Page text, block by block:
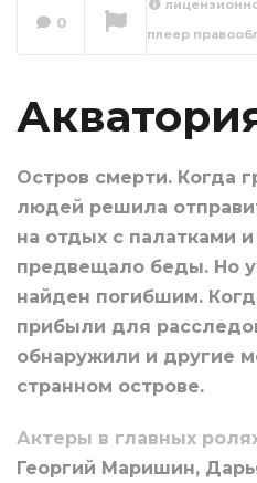
0
плеер
Остров смерти. Когда
людей решила
на отдых с палатками
предвещало беды. Но
найден погибшим.
прибыли для
обнаружили и другие
странном острове.
Актеры в главных
Георгий Маришин,